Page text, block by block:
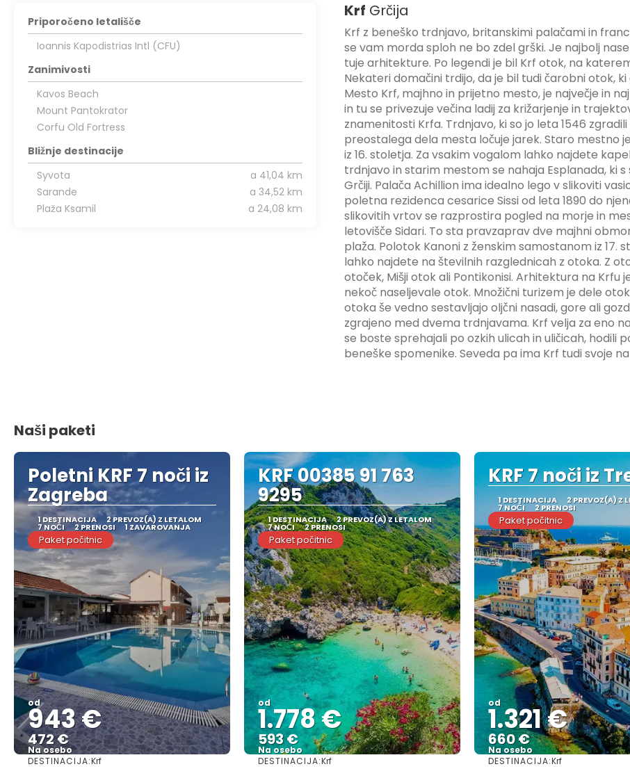
Krf Grčija
Krf z beneško trdnjavo, britanskimi palačami in
se vam morda sploh ne bo zdel grški. Je najbolj
tuje arhitekture. Po legendi je bil Krf otok, na
Nekateri domačini trdijo, da je bil tudi čarobni otok,
Mesto Krf, majhno in prijetno mesto, je največje in
in tu se privezuje večina ladij za križarjenje in
znamenitosti Krfa. Trdnjavo, ki so jo leta 1546
preostalega dela mesta ločuje jarek. Staro mestno
iz 16. stoletja. Za vsakim vogalom lahko najdete
trdnjavo in starim mestom se nahaja Esplanada, ki
Grčiji. Palača Achillion ima idealno lego v slikoviti
poletna rezidenca cesarice Sissi od leta 1890 do
slikovitih vrtov se razprostira pogled na morje in
letovišče Sidari. To sta pravzaprav dve majhni
plaža. Polotok Kanoni z ženskim samostanom iz
lahko najdete na številnih razglednicah z otoka. Z
otoček, Mišji otok ali Pontikonisi. Arhitektura na Krfu
nekoč naseljevale otok. Množični turizem je dele
otoka še vedno sestavljajo oljčni nasadi, gore ali
zgrajeno med dvema trdnjavama. Krf velja za eno
se boste sprehajali po ozkih ulicah in uličicah,
beneške spomenike. Seveda pa ima Krf tudi svoje
Priporočeno letališče
Ioannis Kapodistrias Intl (CFU)
Zanimivosti
Kavos Beach
Mount Pantokrator
Corfu Old Fortress
Bližnje destinacije
Syvota
a 41,04 km
Sarande
a 34,52 km
Plaža Ksamil
a 24,08 km
Naši paketi
Poletni KRF 7 noči iz
Zagreba
1 DESTINACIJA 2 PREVOZ(A) Z LETALOM
7 NOČI 2 PRENOSI 1 ZAVAROVANJA
Paket počitnic
od
943 €
472 €
Na osebo
DESTINACIJA:Krf
KRF 00385 91 763
9295
1 DESTINACIJA 2 PREVOZ(A) Z LETALOM
7 NOČI 2 PRENOSI
Paket počitnic
od
1.778 €
593 €
Na osebo
DESTINACIJA:Krf
KRF 7 noči iz
1 DESTINACIJA 2 PREVOZ(A) Z
7 NOČI 2 PRENOSI
Paket počitnic
od
1.321 €
660 €
Na osebo
DESTINACIJA:Krf